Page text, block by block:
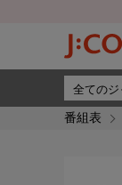
番組表